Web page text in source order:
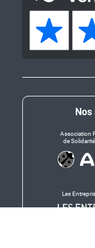
Association
de
Les